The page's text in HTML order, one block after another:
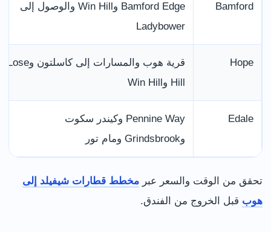
Bamford
Bamford Edge وWin Hill والوصول إلى
Ladybower
Hope
قرية هوب والمسارات إلى كاسلتون وLose
Hill وWin Hill
Edale
Pennine Way وكيندر سكوت
وGrindsbrook ومام تور
تحقق من الوقت والسعر عبر مخطط قطارات شيفيلد إلى
هوب قبل الخروج من الفندق.